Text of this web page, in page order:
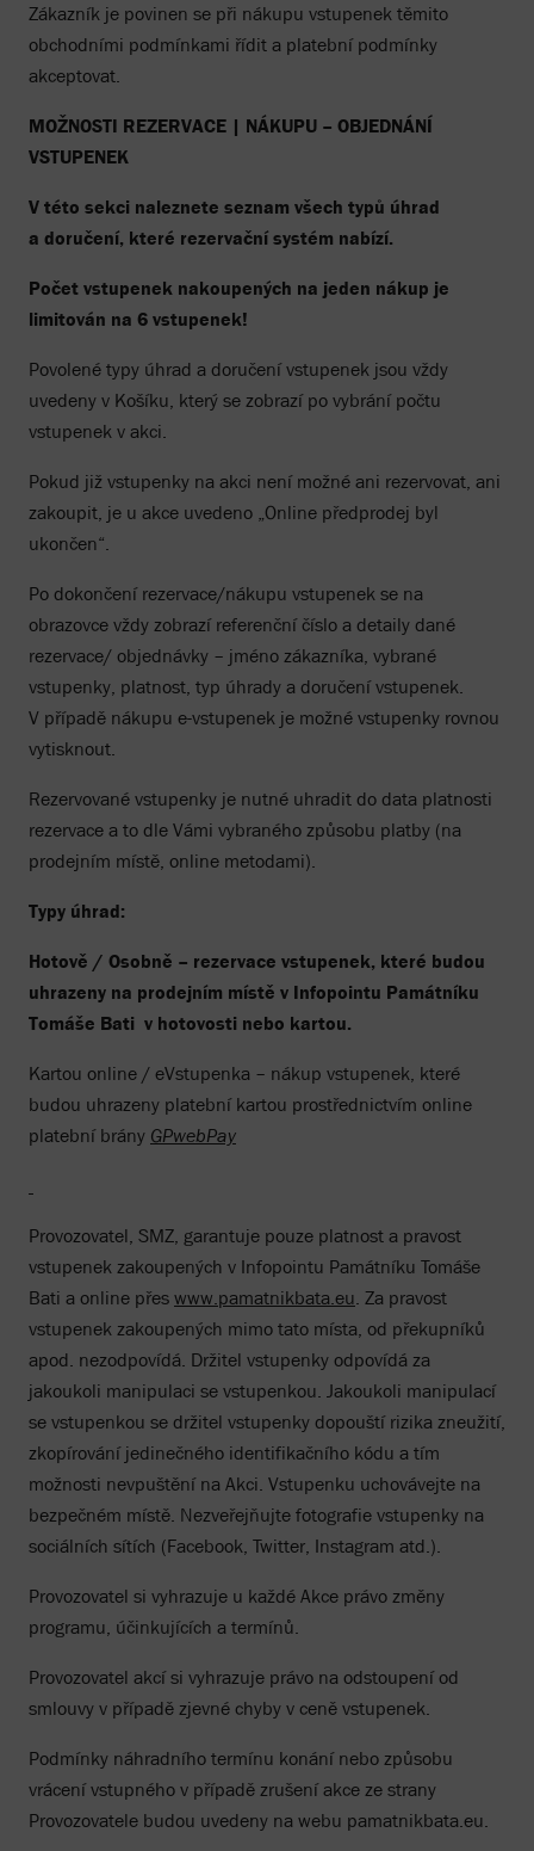
Zákazník je povinen se při nákupu vstupenek těmito
obchodními podmínkami řídit a platební podmínky
akceptovat.
MOŽNOSTI REZERVACE | NÁKUPU – OBJEDNÁNÍ
VSTUPENEK
V této sekci naleznete seznam všech typů úhrad
a doručení, které rezervační systém nabízí.
Počet vstupenek nakoupených na jeden nákup je
limitován na 6 vstupenek!
Povolené typy úhrad a doručení vstupenek jsou vždy
uvedeny v Košíku, který se zobrazí po vybrání počtu
vstupenek v akci.
Pokud již vstupenky na akci není možné ani rezervovat, ani
zakoupit, je u akce uvedeno „Online předprodej byl
ukončen“.
Po dokončení rezervace/nákupu vstupenek se na
obrazovce vždy zobrazí referenční číslo a detaily dané
rezervace/ objednávky – jméno zákazníka, vybrané
vstupenky, platnost, typ úhrady a doručení vstupenek.
V případě nákupu e-vstupenek je možné vstupenky rovnou
vytisknout.
Rezervované vstupenky je nutné uhradit do data platnosti
rezervace a to dle Vámi vybraného způsobu platby (na
prodejním místě, online metodami).
Typy úhrad:
Hotově / Osobně – rezervace vstupenek, které budou
uhrazeny na prodejním místě v Infopointu Památníku
Tomáše Bati v hotovosti nebo kartou.
Kartou online / eVstupenka – nákup vstupenek, které
budou uhrazeny platební kartou prostřednictvím online
platební brány GPwebPay
Provozovatel, SMZ, garantuje pouze platnost a pravost
vstupenek zakoupených v Infopointu Památníku Tomáše
Bati a online přeswww.pamatnikbata.eu. Za pravost
vstupenek zakoupených mimo tato místa, od překupníků
apod. nezodpovídá. Držitel vstupenky odpovídá za
jakoukoli manipulaci se vstupenkou. Jakoukoli manipulací
se vstupenkou se držitel vstupenky dopouští rizika zneužití,
zkopírování jedinečného identifikačního kódu a tím
možnosti nevpuštění na Akci. Vstupenku uchovávejte na
bezpečném místě. Nezveřejňujte fotografie vstupenky na
sociálních sítích (Facebook, Twitter, Instagram atd.).
Provozovatel si vyhrazuje u každé Akce právo změny
programu, účinkujících a termínů.
Provozovatel akcí si vyhrazuje právo na odstoupení od
smlouvy v případě zjevné chyby v ceně vstupenek.
Podmínky náhradního termínu konání nebo způsobu
vrácení vstupného v případě zrušení akce ze strany
Provozovatele budou uvedeny na webu pamatnikbata.eu.